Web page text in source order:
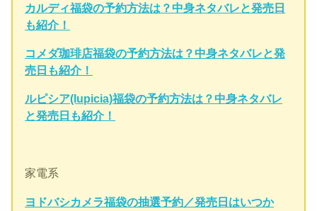
カルディ福袋の予約方法は？中身ネタバレと発売日
も紹介！
コメダ珈琲店福袋の予約方法は？中身ネタバレと発
売日も紹介！
ルピシア(lupicia)福袋の予約方法は？中身ネタバレ
と発売日も紹介！
家電系
ヨドバシカメラ福袋の抽選予約／発売日はいつか